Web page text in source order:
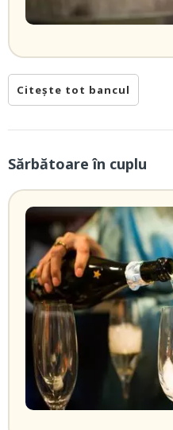
Citește tot bancul
Sărbătoare în cuplu